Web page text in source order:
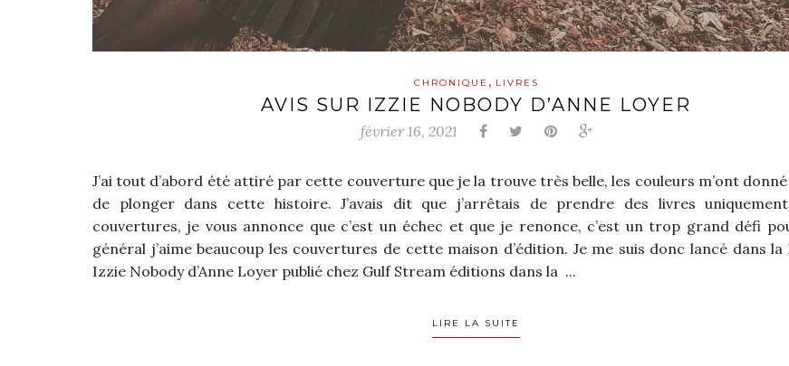
CHRONIQUE , LIVRES
AVIS SUR IZZIE NOBODY D’ANNE LOYER
février 16, 2021
J’ai tout d’abord été attiré par cette couverture que je la trouve très belle, les couleurs m’ont
de plonger dans cette histoire. J’avais dit que j’arrêtais de prendre des livres
couvertures, je vous annonce que c’est un échec et que je renonce, c’est un trop grand défi
général j’aime beaucoup les couvertures de cette maison d’édition. Je me suis donc lancé dans
Izzie Nobody d’Anne Loyer publié chez Gulf Stream éditions dans la ...
LIRE LA SUITE